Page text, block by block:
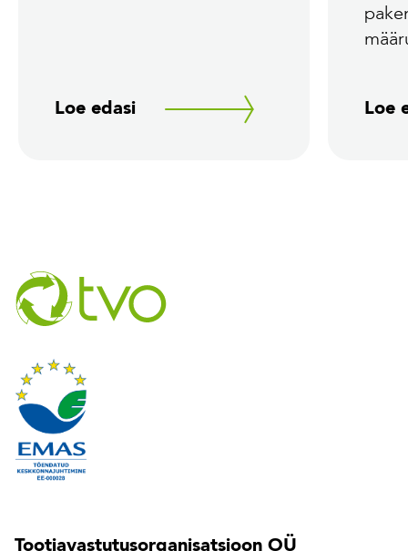
Loe edasi Loe
Tootjavastutusorganisatsioon OÜ